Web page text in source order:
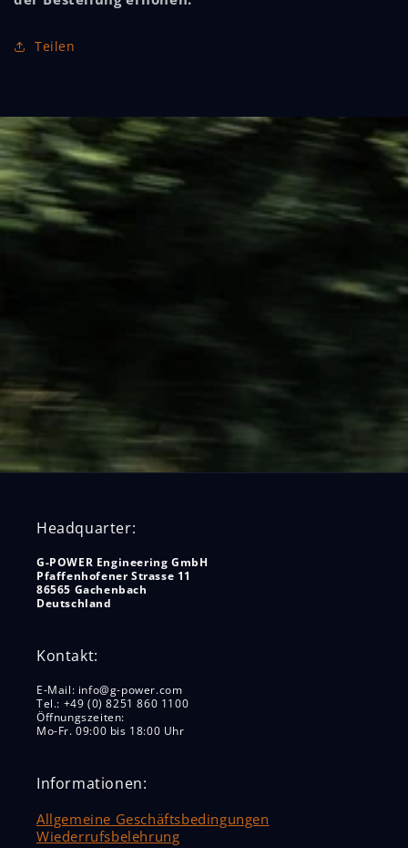
Teilen
Headquarter:
G-POWER Engineering GmbH
Pfaffenhofener Strasse 11
86565 Gachenbach
Deutschland
Kontakt:
E-Mail: info@g-power.com
Tel.: +49 (0) 8251 860 1100
Öffnungszeiten:
Mo-Fr. 09:00 bis 18:00 Uhr
Informationen:
Allgemeine Geschäftsbedingungen
Wiederrufsbelehrung